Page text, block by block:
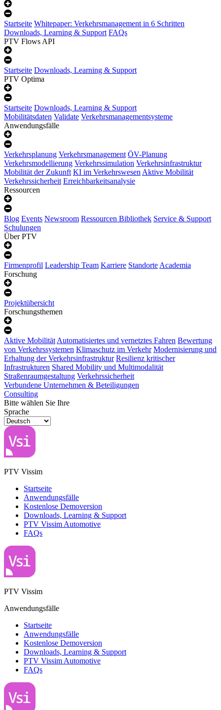
Startseite Whitepaper: Verkehrsmanagement in 6 Schritten
Downloads, Learning & Support FAQs
PTV Flows API
Startseite Downloads, Learning & Support
PTV Optima
Startseite Downloads, Learning & Support
Mobilitätsdaten Validate Verkehrsmanagementsysteme
Anwendungsfälle
Verkehrsplanung Verkehrsmanagement ÖV-Planung
Verkehrsmodellierung Verkehrssimulation Verkehrsinfrastruktur
Mobilität der Zukunft KI im VerkehrswesenAktive Mobilität
Verkehrssicherheit Erreichbarkeitsanalysie
Ressourcen
Blog Events Newsroom Ressourcen Bibliothek Service & Support
Schulungen
Über PTV
Firmenprofil Leadership Team Karriere StandorteAcademia
Forschung
Projektübersicht
Forschungsthemen
Aktive MobilitätAutomatisiertes und vernetztes Fahren Bewertung
von Verkehrssystemen Klimaschutz im Verkehr Modernisierung und
Erhaltung der Verkehrsinfrastruktur Resilienz kritischer
Infrastrukturen Shared Mobility und Multimodalität
Straßenraumgestaltung Verkehrssicherheit
Verbundene Unternehmen & Beteiligungen
Consulting
Bitte wählen Sie Ihre
Sprache
PTV Vissim
Startseite
Anwendungsfälle
Kostenlose Demoversion
Downloads, Learning & Support
PTV Vissim Automotive
FAQs
PTV Vissim
Anwendungsfälle
Startseite
Anwendungsfälle
Kostenlose Demoversion
Downloads, Learning & Support
PTV Vissim Automotive
FAQs